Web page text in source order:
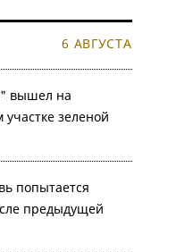
6 АВГУСТА
вышел на
зеленой
попытается
предыдущей